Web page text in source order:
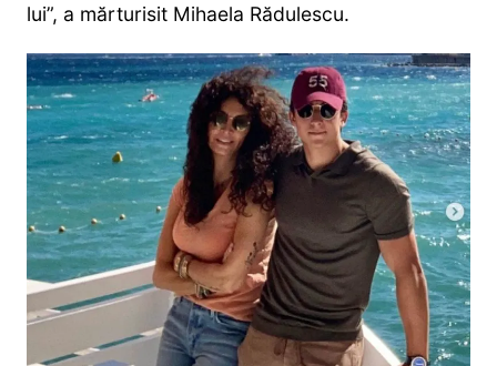
lui”, a mărturisit Mihaela Rădulescu.